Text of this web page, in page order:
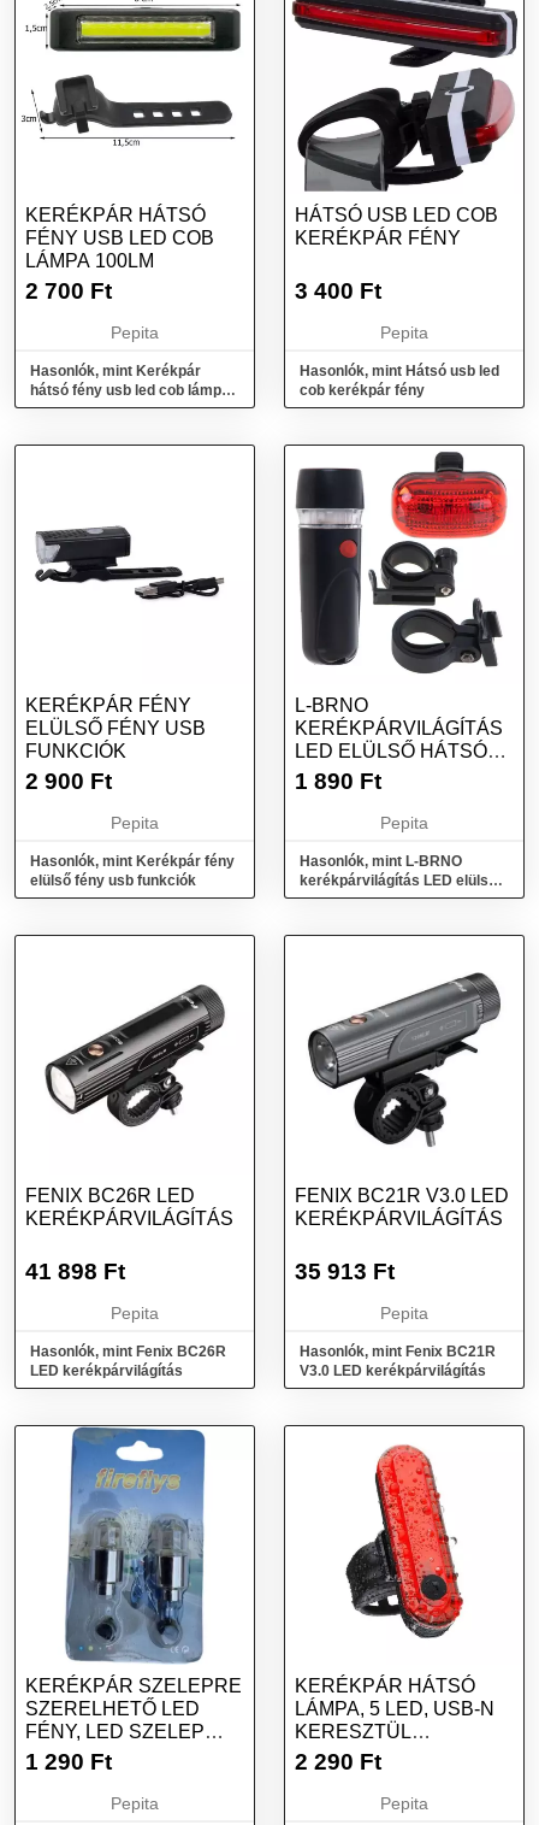
KERÉKPÁR HÁTSÓ
FÉNY USB LED COB
LÁMPA 100LM
2 700 Ft
Pepita
Hasonlók, mint Kerékpár
hátsó fény usb led cob lámpa
100lm
HÁTSÓ USB LED COB
KERÉKPÁR FÉNY
3 400 Ft
Pepita
Hasonlók, mint Hátsó usb led
cob kerékpár fény
KERÉKPÁR FÉNY
ELÜLSŐ FÉNY USB
FUNKCIÓK
2 900 Ft
Pepita
Hasonlók, mint Kerékpár fény
elülső fény usb funkciók
L-BRNO
KERÉKPÁRVILÁGÍTÁS
LED ELÜLSŐ HÁTSÓ
AKKUMULÁTOR LÁMPA
1 890 Ft
Pepita
Hasonlók, mint L-BRNO
kerékpárvilágítás LED elülső
hátsó akkumulátor lámpa
FENIX BC26R LED
KERÉKPÁRVILÁGÍTÁS
41 898 Ft
Pepita
Hasonlók, mint Fenix BC26R
LED kerékpárvilágítás
FENIX BC21R V3.0 LED
KERÉKPÁRVILÁGÍTÁS
35 913 Ft
Pepita
Hasonlók, mint Fenix BC21R
V3.0 LED kerékpárvilágítás
KERÉKPÁR SZELEPRE
SZERELHETŐ LED
FÉNY, LED SZELEP
ADAPTER
1 290 Ft
Pepita
KERÉKPÁR HÁTSÓ
LÁMPA, 5 LED, USB-N
KERESZTÜL
TÖLTHETŐ, PIROS
2 290 Ft
Pepita